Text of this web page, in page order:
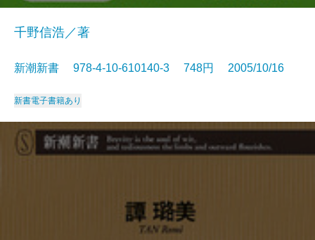
千野信浩／著
新潮新書 978-4-10-610140-3 748円 2005/10/16
新書電子書籍あり